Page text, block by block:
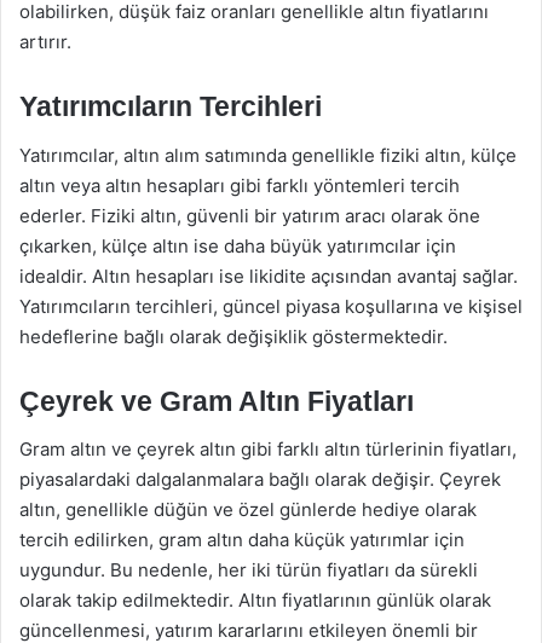
olabilirken, düşük faiz oranları genellikle altın fiyatlarını
artırır.
Yatırımcıların Tercihleri
Yatırımcılar, altın alım satımında genellikle fiziki altın, külçe
altın veya altın hesapları gibi farklı yöntemleri tercih
ederler. Fiziki altın, güvenli bir yatırım aracı olarak öne
çıkarken, külçe altın ise daha büyük yatırımcılar için
idealdir. Altın hesapları ise likidite açısından avantaj sağlar.
Yatırımcıların tercihleri, güncel piyasa koşullarına ve kişisel
hedeflerine bağlı olarak değişiklik göstermektedir.
Çeyrek ve Gram Altın Fiyatları
Gram altın ve çeyrek altın gibi farklı altın türlerinin fiyatları,
piyasalardaki dalgalanmalara bağlı olarak değişir. Çeyrek
altın, genellikle düğün ve özel günlerde hediye olarak
tercih edilirken, gram altın daha küçük yatırımlar için
uygundur. Bu nedenle, her iki türün fiyatları da sürekli
olarak takip edilmektedir. Altın fiyatlarının günlük olarak
güncellenmesi, yatırım kararlarını etkileyen önemli bir